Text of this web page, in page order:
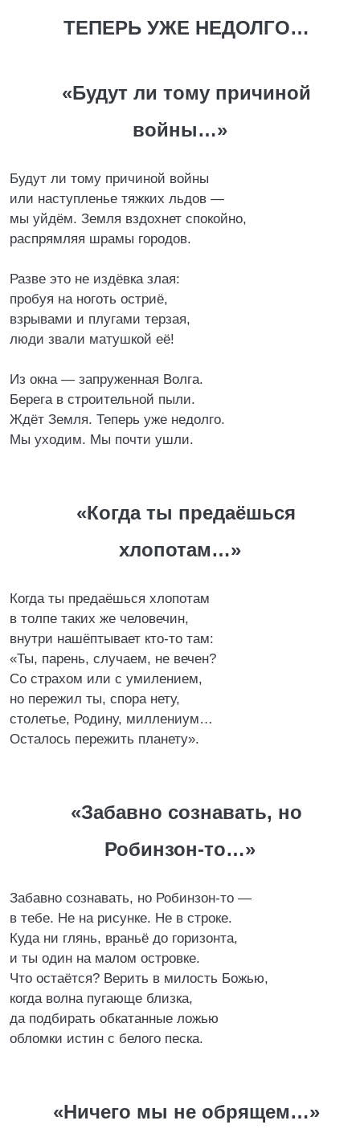
ТЕПЕРЬ УЖЕ НЕДОЛГО…
«Будут ли тому причиной
войны…»
Будут ли тому причиной войны
или наступленье тяжких льдов —
мы уйдём. Земля вздохнет спокойно,
распрямляя шрамы городов.
Разве это не издёвка злая:
пробуя на ноготь остриё,
взрывами и плугами терзая,
люди звали матушкой её!
Из окна — запруженная Волга.
Берега в строительной пыли.
Ждёт Земля. Теперь уже недолго.
Мы уходим. Мы почти ушли.
«Когда ты предаёшься
хлопотам…»
Когда ты предаёшься хлопотам
в толпе таких же человечин,
внутри нашёптывает кто-то там:
«Ты, парень, случаем, не вечен?
Со страхом или с умилением,
но пережил ты, спора нету,
столетье, Родину, миллениум…
Осталось пережить планету».
«Забавно сознавать, но
Робинзон-то…»
Забавно сознавать, но Робинзон-то —
в тебе. Не на рисунке. Не в строке.
Куда ни глянь, враньё до горизонта,
и ты один на малом островке.
Что остаётся? Верить в милость Божью,
когда волна пугающе близка,
да подбирать обкатанные ложью
обломки истин с белого песка.
«Ничего мы не обрящем…»